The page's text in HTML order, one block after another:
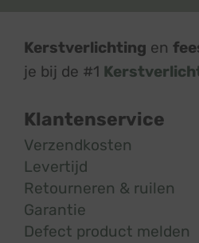
Kerstverlichting en
je bij de #1
Klantenservice
Verzendkosten
Levertijd
Retourneren & ruilen
Garantie
Defect product melden